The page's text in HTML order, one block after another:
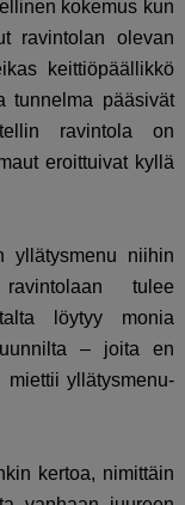
kokemus kun
ravintolan olevan
keittiöpäällikkö
tunnelma pääsivät
ravintola on
eroittuivat kyllä
yllätysmenu niihin
tulee
löytyy monia
– joita en
yllätysmenu-
kertoa, nimittäin